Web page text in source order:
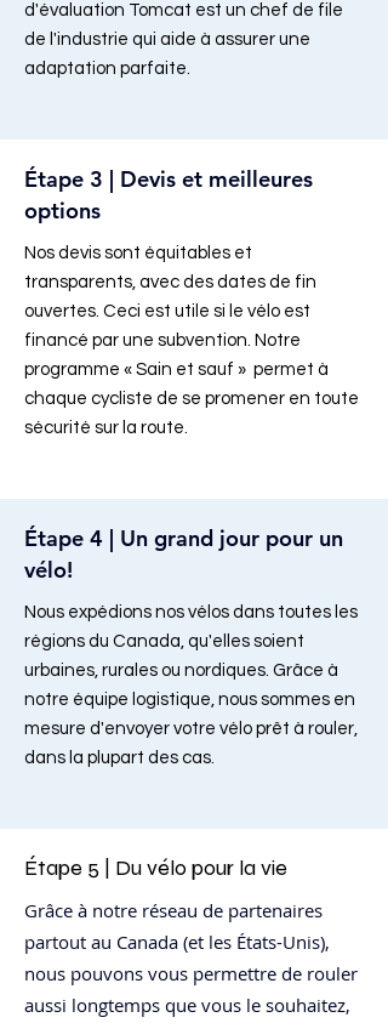
d'évaluation Tomcat est un chef de file
de l'industrie qui aide à assurer une
adaptation parfaite.
Étape 3 | Devis et meilleures
options
Nos devis sont équitables et
transparents, avec des dates de fin
ouvertes. Ceci est utile si le vélo est
financé par une subvention. Notre
programme « Sain et sauf » permet à
chaque cycliste de se promener en toute
sécurité sur la route.
Étape 4 | Un grand jour pour un
vélo!
Nous expédions nos vélos dans toutes les
régions du Canada, qu'elles soient
urbaines, rurales ou nordiques. Grâce à
notre équipe logistique, nous sommes en
mesure d'envoyer votre vélo prêt à rouler,
dans la plupart des cas.
Étape 5 | Du vélo pour la vie
Grâce à notre réseau de partenaires
partout au Canada (et les États-Unis),
nous pouvons vous permettre de rouler
aussi longtemps que vous le souhaitez,